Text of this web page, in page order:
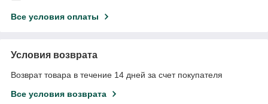
Все условия оплаты
Условия возврата
Возврат товара в течение 14 дней за счет покупателя
Все условия возврата